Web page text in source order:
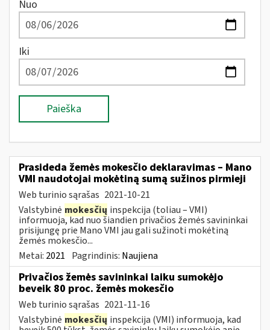
Nuo
Iki
Paieška
Prasideda žemės mokesčio deklaravimas – Mano
VMI naudotojai mokėtiną sumą sužinos pirmieji
Web turinio sąrašas 2021-10-21
Valstybinė mokesčių inspekcija (toliau – VMI)
informuoja, kad nuo šiandien privačios žemės savininkai
prisijungę prie Mano VMI jau gali sužinoti mokėtiną
žemės mokesčio...
Metai: 2021 Pagrindinis: Naujiena
Privačios žemės savininkai laiku sumokėjo
beveik 80 proc. žemės mokesčio
Web turinio sąrašas 2021-11-16
Valstybinė mokesčių inspekcija (VMI) informuoja, kad